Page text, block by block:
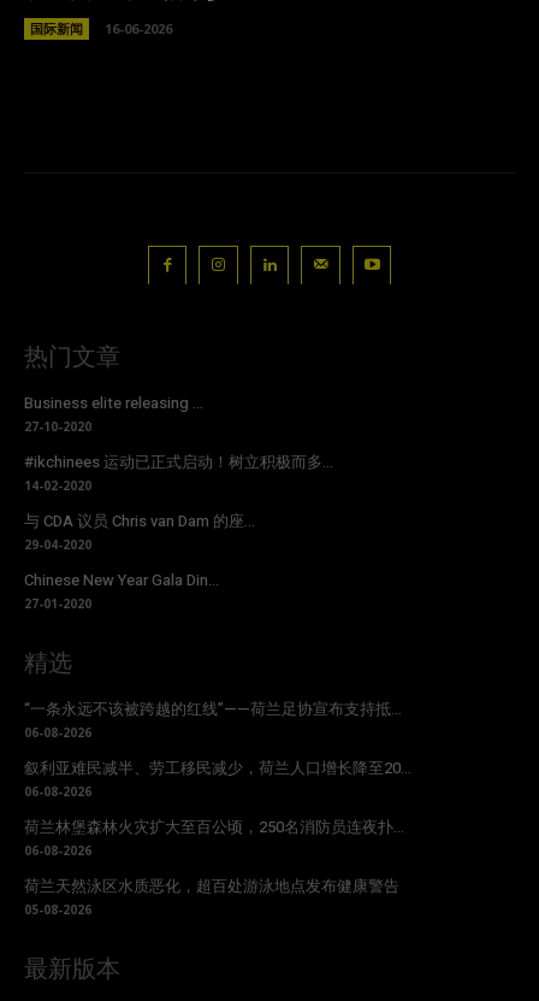
国际新闻 16-06-2026
热门文章
Business elite releasing ...
27-10-2020
#ikchinees 运动已正式启动！树立积极而多...
14-02-2020
与 CDA 议员 Chris van Dam 的座...
29-04-2020
Chinese New Year Gala Din...
27-01-2020
精选
“一条永远不该被跨越的红线”——荷兰足协宣布支持抵...
06-08-2026
叙利亚难民减半、劳工移民减少，荷兰人口增长降至20...
06-08-2026
荷兰林堡森林火灾扩大至百公顷，250名消防员连夜扑...
06-08-2026
荷兰天然泳区水质恶化，超百处游泳地点发布健康警告
05-08-2026
最新版本